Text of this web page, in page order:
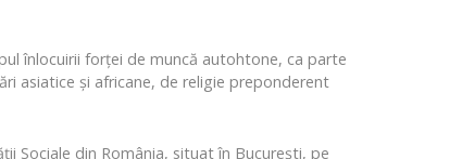
înlocuirii forței de muncă autohtone, ca parte
asiatice și africane, de religie preponderent
Sociale din România, situat în București, pe